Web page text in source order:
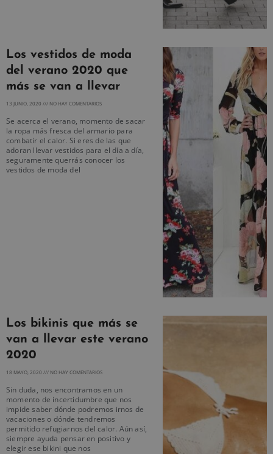
Los vestidos de moda
del verano 2020 que
más se van a llevar
13 JUNIO, 2020 NO HAY COMENTARIOS
Se acerca el verano, momento de sacar
la ropa más fresca del armario para
combatir el calor. Si eres de las que
adoran llevar vestidos para el día a día,
seguramente querrás conocer los
vestidos de moda del
Los bikinis que más se
van a llevar este verano
2020
18 MAYO, 2020 NO HAY COMENTARIOS
Sin duda, nos encontramos en un
momento de incertidumbre que nos
impide saber dónde podremos irnos de
vacaciones o dónde tendremos
permitido refugiarnos del calor. Aún así,
siempre ayuda pensar en positivo y
elegir ese bikini que nos